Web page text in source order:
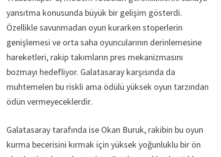
yansıtma konusunda büyük bir gelişim gösterdi.
Özellikle savunmadan oyun kurarken stoperlerin
genişlemesi ve orta saha oyuncularının derinlemesine
hareketleri, rakip takımların pres mekanizmasını
bozmayı hedefliyor. Galatasaray karşısında da
muhtemelen bu riskli ama ödülü yüksek oyun tarzından
ödün vermeyeceklerdir.
Galatasaray tarafında ise Okan Buruk, rakibin bu oyun
kurma becerisini kırmak için yüksek yoğunluklu bir ön